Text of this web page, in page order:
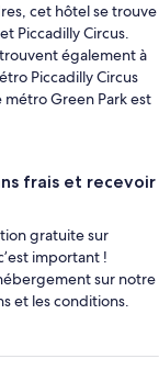
cet hôtel se trouve
Piccadilly Circus.
également à
Piccadilly Circus
Green Park est
frais et recevoir
gratuite sur
important !
sur notre
et les conditions.